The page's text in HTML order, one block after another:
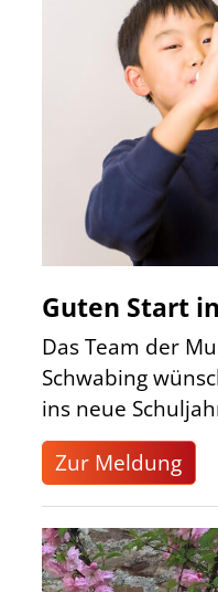
Guten Start
Das Team der
Schwabing
ins neue
Zur Meldung